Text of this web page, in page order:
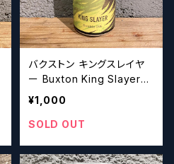
バクストン キングスレイヤ
ー Buxton King Slayer
【クラフトビールシザーズ】
¥1,000
SOLD OUT